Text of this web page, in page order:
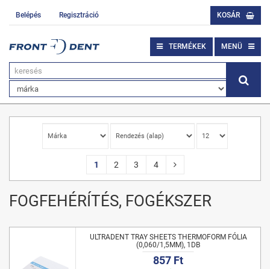
Belépés Regisztráció KOSÁR
TERMÉKEK MENÜ
1 2 3 4
FOGFEHÉRÍTÉS, FOGÉKSZER
ULTRADENT TRAY SHEETS THERMOFORM FÓLIA
(0,060/1,5MM), 1DB
857 Ft